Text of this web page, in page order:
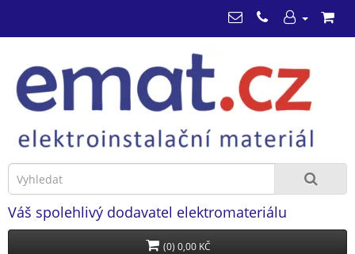
Váš spolehlivý dodavatel elektromateriálu
(0) 0,00 KČ